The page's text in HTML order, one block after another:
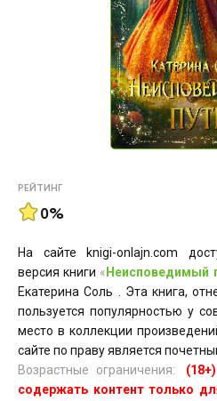
РЕЙТИНГ
0%
На сайте knigi-onlajn.com
версия книги « Неисповедимый
Екатерина Соль . Эта книга,
пользуется популярностью у
место в коллекции
сайте по праву является
Возрастные ограничения:
содержать контент только